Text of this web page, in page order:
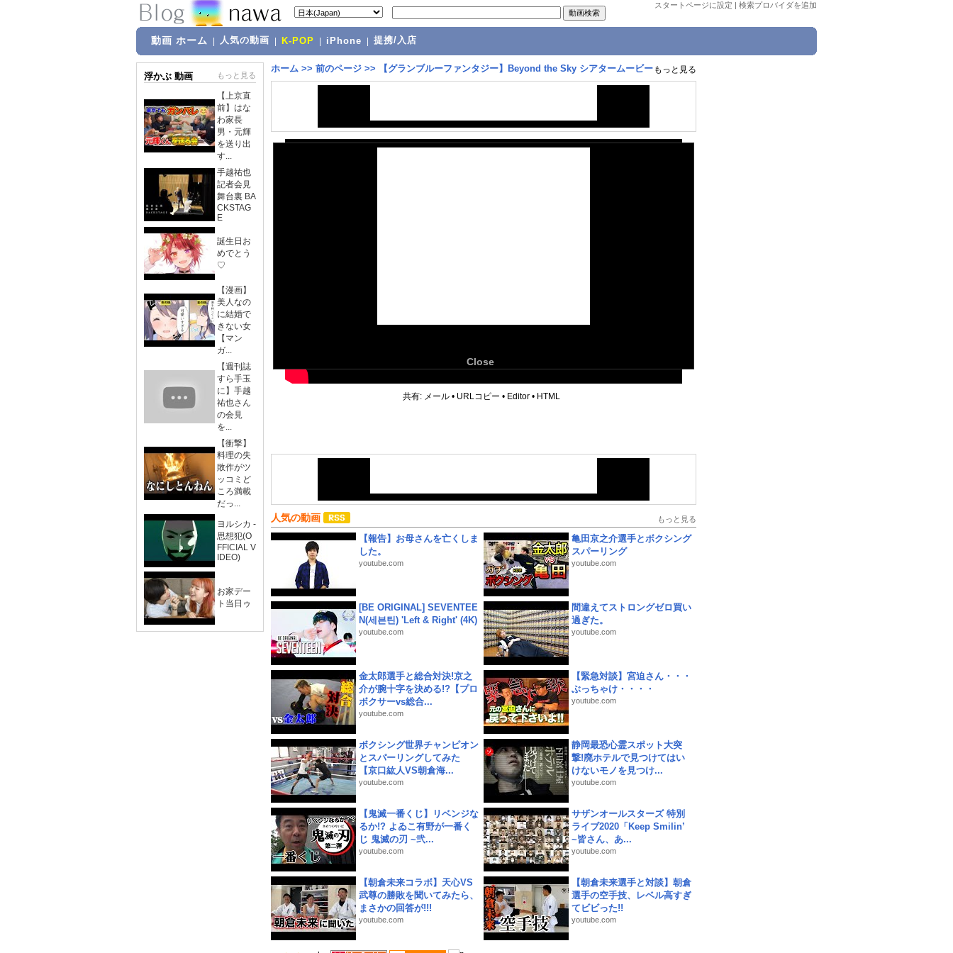
スタートページに設定 | 検索プロバイダを追加
動画 ホーム 人気の動画 K-POP iPhone 提携/入店
浮かぶ 動画 もっと見る
【上京直
前】はな
わ家長
男・元輝
を送り出
す...
手越祐也
記者会見
舞台裏 BA
CKSTAG
E
誕生日お
めでとう
♡
【漫画】
美人なの
に結婚で
きない女
【マン
ガ...
【週刊誌
すら手玉
に】手越
祐也さん
の会見
を...
【衝撃】
料理の失
敗作がツ
ッコミど
ころ満載
だっ...
ヨルシカ -
思想犯(O
FFICIAL V
IDEO)
お家デー
ト当日ゥ
ホーム >> 前のページ >> 【グランブルーファンタジー】Beyond the Sky シアタームービー もっと見る
Close
共有: メール • URLコピー • Editor • HTML
人気の動画 もっと見る
【報告】お母さんを亡くしま
した。
youtube.com
亀田京之介選手とボクシング
スパーリング
youtube.com
[BE ORIGINAL] SEVENTEE
N(세븐틴) 'Left & Right' (4K)
youtube.com
間違えてストロングゼロ買い
過ぎた。
youtube.com
金太郎選手と総合対決!京之
介が腕十字を決める!?【プロ
ボクサーvs総合...
youtube.com
【緊急対談】宮迫さん・・・
ぶっちゃけ・・・・
youtube.com
ボクシング世界チャンピオン
とスパーリングしてみた
【京口紘人VS朝倉海...
youtube.com
静岡最恐心霊スポット大突
撃!廃ホテルで見つけてはい
けないモノを見つけ...
youtube.com
【鬼滅一番くじ】リベンジな
るか!? よゐこ有野が一番く
じ 鬼滅の刃 ~弐...
youtube.com
サザンオールスターズ 特別
ライブ2020「Keep Smilin’
~皆さん、あ...
youtube.com
【朝倉未来コラボ】天心VS
武尊の勝敗を聞いてみたら、
まさかの回答が!!!
youtube.com
【朝倉未来選手と対談】朝倉
選手の空手技、レベル高すぎ
てビビった!!
youtube.com